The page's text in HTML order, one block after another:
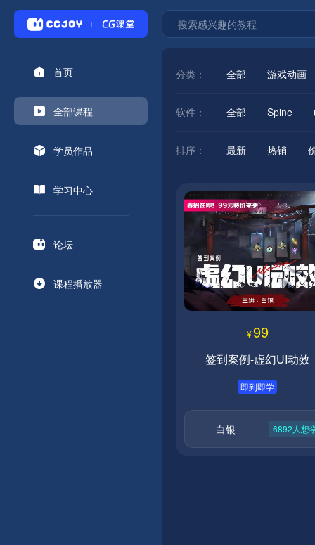
首页
全部课程
学员作品
学习中心
论坛
课程播放器
分类： 全部 游戏动画
软件： 全部 Spine
排序： 最新 热销
¥99
签到案例-虚幻UI动效
即到即学
白银 6892 人想